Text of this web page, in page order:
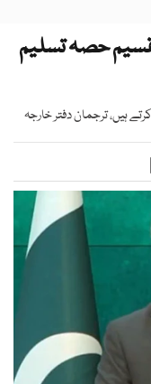
تقسیم حصہ تسلیم
ہیں، ترجمان دفتر خارجہ